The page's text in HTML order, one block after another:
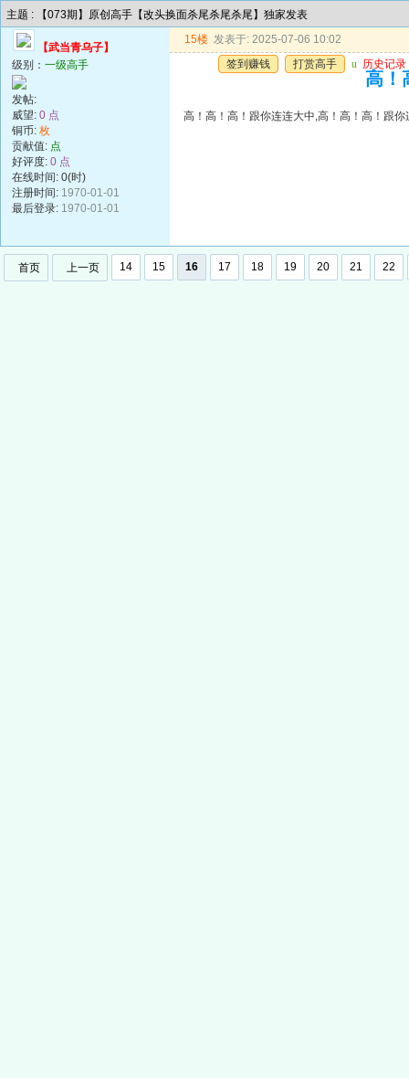
主题 : 【073期】原创高手【改头换面杀尾杀尾杀尾】独家发表
【武当青乌子】
级别： 一级高手
发帖:
威望: 0 点
铜币: 枚
贡献值: 点
好评度: 0 点
在线时间: 0(时)
注册时间: 1970-01-01
最后登录: 1970-01-01
15楼 发表于: 2025-07-06 10:02
签到赚钱
打赏高手 u 历史记录
高！
高！高！高！跟你连连大中,高！高！高！跟你
首页 上一页 14 15 16 17 18 19 20 21 22